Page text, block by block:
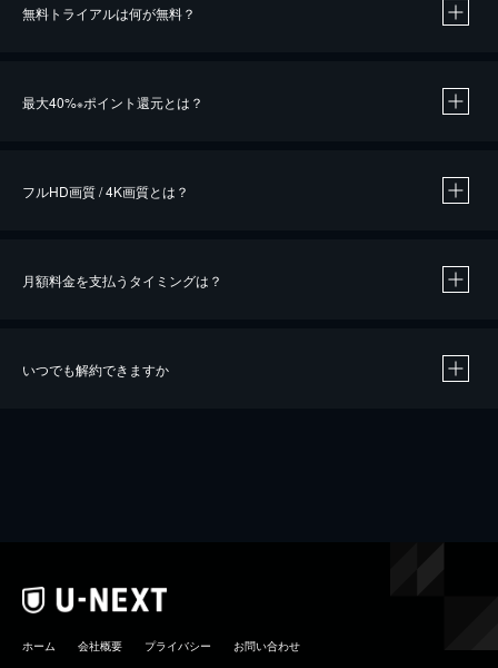
無料トライアルは何が無料？
最大40%※ポイント還元とは？
※40％ポイント還元の対象は、クレジットカード決済による作品の購入 / レンタルです。
フルHD画質 / 4K画質とは？
月額料金を支払うタイミングは？
いつでも解約できますか
ホーム 会社概要 プライバシー お問い合わせ